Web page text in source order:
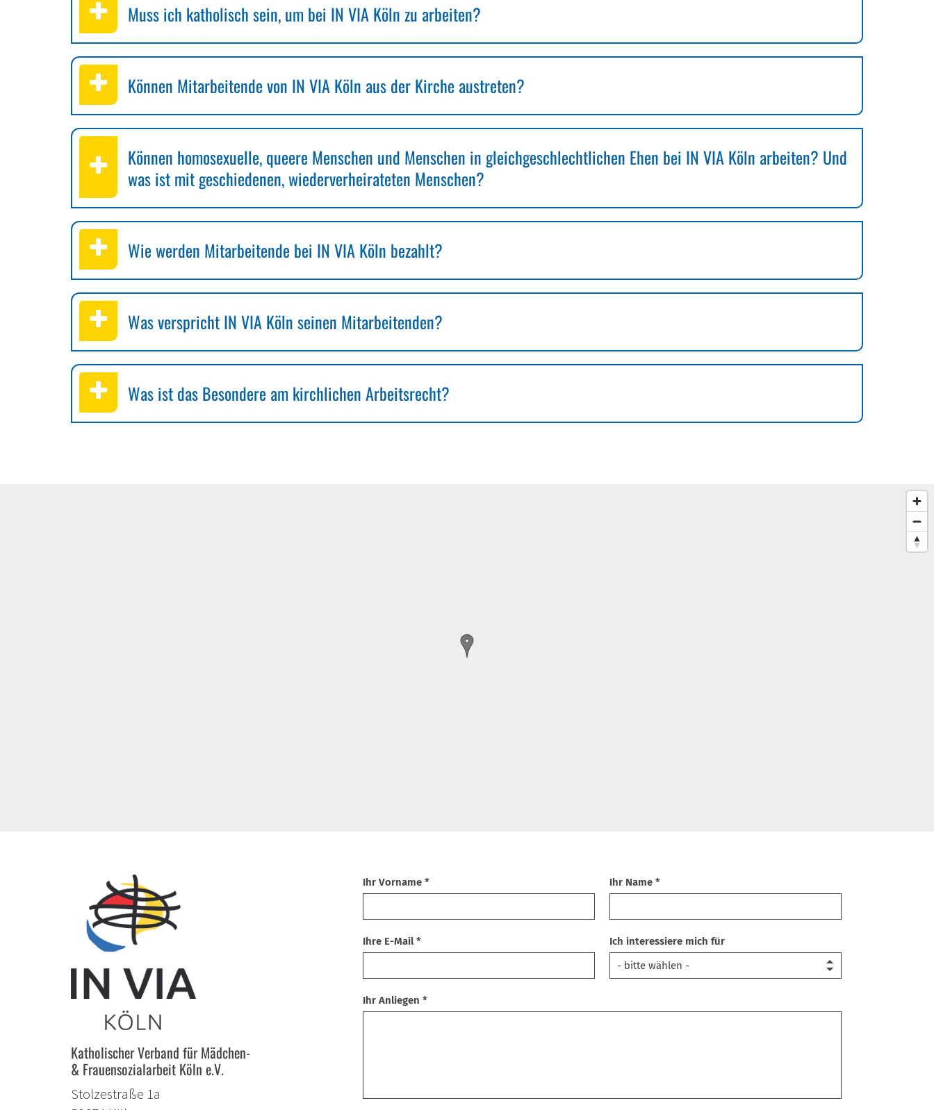
Muss ich katholisch sein, um bei IN VIA Köln zu arbeiten?
Können Mitarbeitende von IN VIA Köln aus der Kirche austreten?
Können homosexuelle, queere Menschen und Menschen in gleichgeschlechtlichen Ehen bei IN VIA Köln arbeiten? Und
was ist mit geschiedenen, wiederverheirateten Menschen?
Wie werden Mitarbeitende bei IN VIA Köln bezahlt?
Was verspricht IN VIA Köln seinen Mitarbeitenden?
Was ist das Besondere am kirchlichen Arbeitsrecht?
Ihr Vorname * Ihr Name *
Ihre E-Mail * Ich interessiere mich für
Ihr Anliegen *
Katholischer Verband für Mädchen-
& Frauensozialarbeit Köln e.V.
Stolzestraße 1a